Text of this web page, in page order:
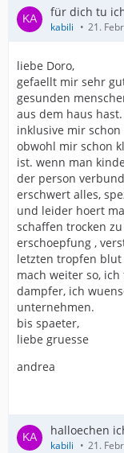
für dich tu
kabili 21.
liebe Doro,
gefaellt mir sehr
gesunden
aus dem haus
inklusive mir
obwohl mir schon
ist. wenn man
der person
erschwert alles,
und leider hoert
schaffen trocken
erschoepfung ,
letzten tropfen blut
mach weiter so,
dampfer, ich
unternehmen.
bis spaeter,
liebe gruesse
andrea
halloechen
kabili 21.